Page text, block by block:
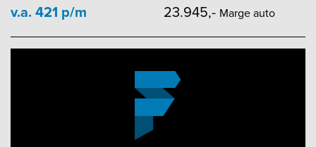
v.a. 421 p/m 23.945,- Marge auto